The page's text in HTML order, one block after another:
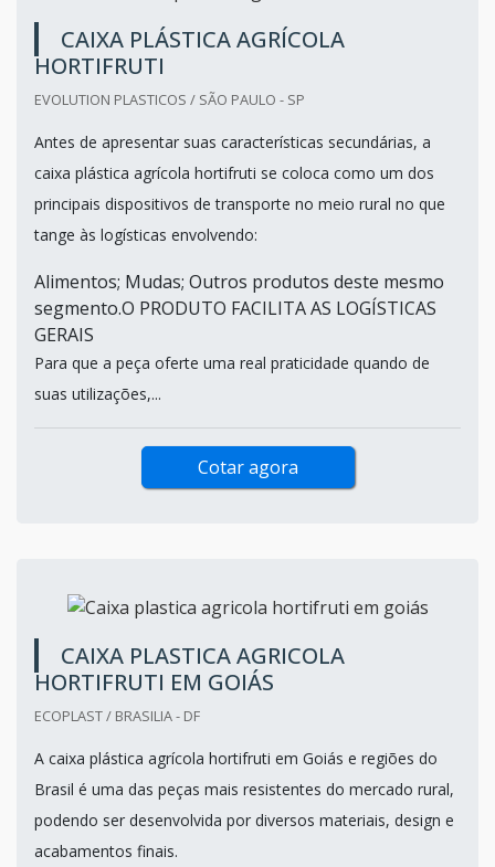
CAIXA PLÁSTICA AGRÍCOLA
HORTIFRUTI
EVOLUTION PLASTICOS / SÃO PAULO - SP
Antes de apresentar suas características secundárias, a
caixa plástica agrícola hortifruti se coloca como um dos
principais dispositivos de transporte no meio rural no que
tange às logísticas envolvendo:
Alimentos; Mudas; Outros produtos deste mesmo
segmento.O PRODUTO FACILITA AS LOGÍSTICAS
GERAIS
Para que a peça oferte uma real praticidade quando de
suas utilizações,...
Cotar agora
CAIXA PLASTICA AGRICOLA
HORTIFRUTI EM GOIÁS
ECOPLAST / BRASILIA - DF
A caixa plástica agrícola hortifruti em Goiás e regiões do
Brasil é uma das peças mais resistentes do mercado rural,
podendo ser desenvolvida por diversos materiais, design e
acabamentos finais.